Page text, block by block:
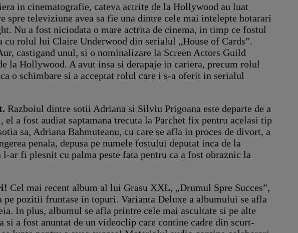
in cinematografie, cateva actrite de la Hollywood au luat
televiziune avea sa fie una dintre cele mai intelepte hotarari
Nu a fost niciodata o mare actrita de cinema, in timp ce fostul
rolul lui Claire Underwood din serialul „House of Cards”.
castigand unul, si o nominalizare la Screen Actors Guild
la Hollywood. A avut insa si derapaje in cariera, precum rolul
o schimbare si a acceptat rolul care i s-a oferit in serialul
Razboiul dintre sotii Adriana si Silviu Prigoana este departe de a
a fost audiat saptamana trecuta la Parchet fix pentru acelasi tip
sa, Adriana Bahmuteanu, cu care se afla in proces de divort, a
penala, depusa pe numele fostului deputat inca de la
ar fi plesnit cu palma peste fata pentru ca a fost obraznic la
Cel mai recent album al lui Grasu XXL, „Drumul Spre Succes”,
pozitii fruntase in topuri. Varianta Deluxe a albumului se afla
In plus, albumul se afla printre cele mai ascultate si pe alte
a fost anuntat de un videoclip care contine cadre din scurt-